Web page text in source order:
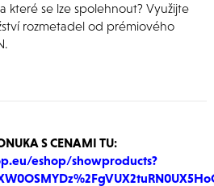
které se lze spolehnout? Využijte
rozmetadel od prémiového
S CENAMI TU:
eshop/showproducts?